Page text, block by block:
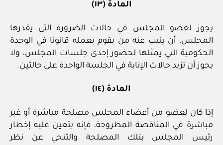
المادة (١٣)
يجوز لعضو المجلس في حالات الضرورة التي يقدرها
المجلس، أن ينيب عنه من يقوم بعمله قانونا في الوحدة
الحكومية التي يمثلها لحضور إحدى جلسات المجلس، ولا
يجوز أن تزيد حالات الإنابة في الجلسة الواحدة على حالتين.
المادة (١٤)
إذا كان لعضو من أعضاء المجلس مصلحة مباشرة أو غير
مباشرة في المناقصة المطروحة، فإنه يتعين عليه إخطار
رئيس المجلس بتلك المصلحة والتنحي عن نظر